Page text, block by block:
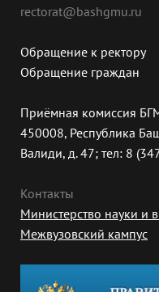
rectorat@bashgmu.ru
Обращение к ректору
Обращение граждан
Приёмная комиссия
450008, Республика
Валиди, д. 47; тел: 8
Контакты
Министерство науки и
Межвузовский кампус